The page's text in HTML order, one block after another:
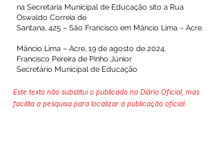
na Secretaria Municipal de Educação sito a Rua
Oswaldo Correia de
Santana, 425 – São Francisco em Mâncio Lima – Acre.
Mâncio Lima – Acre, 19 de agosto de 2024.
Francisco Pereira de Pinho Júnior
Secretário Municipal de Educação
Este texto não substitui o publicado no Diário Oficial, mas
facilita a pesquisa para localizar a publicação oficial.